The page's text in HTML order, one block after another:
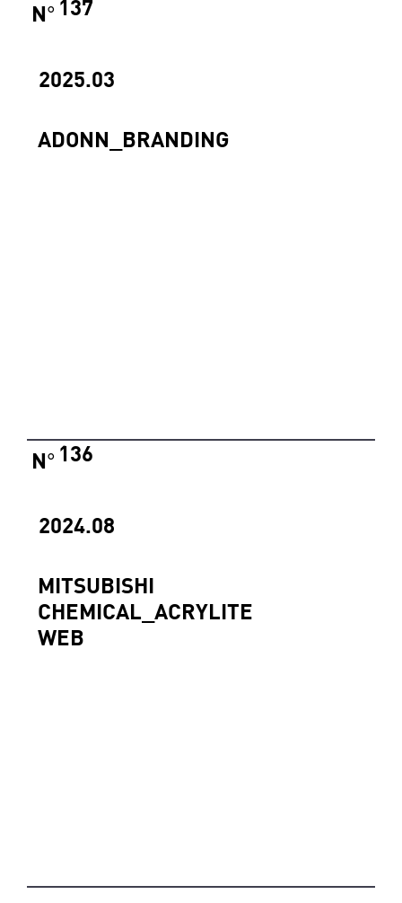
2025.03
ADONN_BRANDING
137
N°
2024.08
MITSUBISHI
CHEMICAL_ACRYLITE
WEB
136
N°